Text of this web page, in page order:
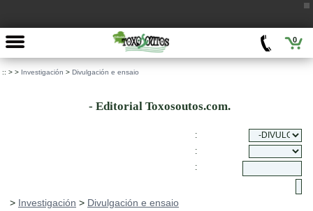
0
:: > > Investigación > Divulgación e ensaio
- Editorial Toxosoutos.com.
:
:
:
> Investigación > Divulgación e ensaio